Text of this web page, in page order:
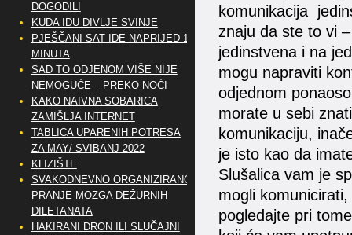
komunikacija
znaju da ste to vi
jedinstvena i na
mogu napraviti
odjednom
morate u sebi
komunikaciju,
je isto kao da
Slušalica vam je
mogli
pogledajte pri
DOGODILI
KUDA IDU DIVLJE SVINJE
PJEŠČANI SAT IDE NAPRIJED 10
MINUTA
SAD TO ODJENOM VIŠE NIJE
NEMOGUĆE – PREKO NOĆI
KAKO NAIVNA SOBARICA
ZAMIŠLJA INTERNET
TABLICA UPARENIH POTRESA
ZA MAY/ SVIBANJ 2022
KLIZIŠTE
SVAKODNEVNO ORGANIZIRANO
PRANJE MOZGA DEŽURNIH
DILETANATA
HAKIRANI DRON ILI SLUČAJNI